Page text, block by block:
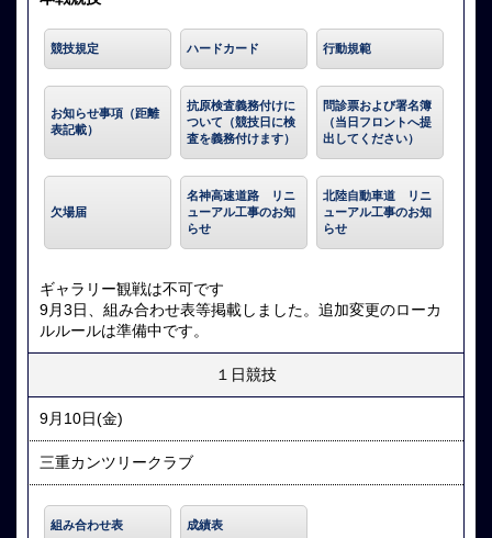
競技規定 ハードカード 行動規範
お知らせ事項（距離
表記載）
抗原検査義務付けに
ついて（競技日に検
査を義務付けます）
問診票および署名簿
（当日フロントへ提
出してください）
欠場届
名神高速道路 リニ
ューアル工事のお知
らせ
北陸自動車道 リニ
ューアル工事のお知
らせ
ギャラリー観戦は不可です
9月3日、組み合わせ表等掲載しました。追加変更のローカ
ルルールは準備中です。
１日競技
9月10日(金)
三重カンツリークラブ
組み合わせ表 成績表